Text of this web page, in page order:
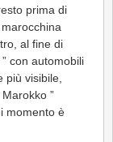
prima di
al fine di
con automobili
più visibile,
”
momento è